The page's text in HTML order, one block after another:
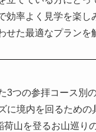
効率よく見学を楽
せた最適なプランを
3つの参拝コース別
に境内を回るための
荷山を登るお山巡り